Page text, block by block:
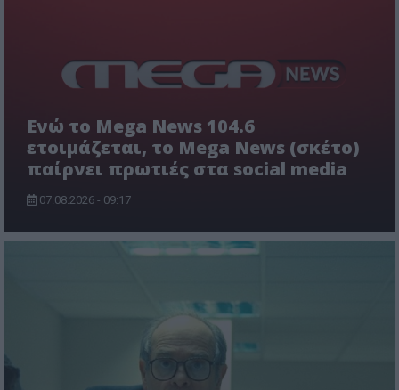
Ενώ το Mega News 104.6
ετοιμάζεται, το Mega News (σκέτο)
παίρνει πρωτιές στα social media
07.08.2026 - 09:17